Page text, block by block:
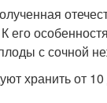
его
с сочной
хранить от 10